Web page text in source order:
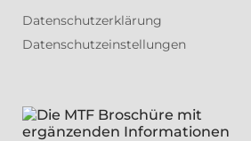
Datenschutzerklärung
Datenschutzeinstellungen